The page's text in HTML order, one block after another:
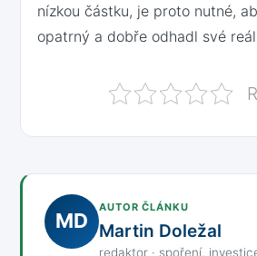
nízkou částku, je proto nutné,
opatrný a dobře odhadl své
MD
AUTOR ČLÁNKU
Martin Doležal
redaktor · spoření,